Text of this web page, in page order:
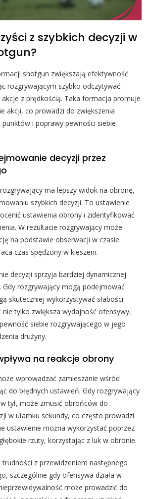
z szybkich decyzji w
shotgun zwiększają efektywność
rozgrywającym szybko odczytywać
z prędkością. Taka formacja promuje
akcji, co prowadzi do zwiększenia
i poprawy pewności siebie
decyzji przez
ma lepszy widok na obronę,
szybkich decyzji. To ustawienie
ustawienia obrony i zidentyfikować
W rezultacie rozgrywający może
na podstawie obserwacji w czasie
czas spędzony w kieszeni.
decyzji sprzyja bardziej dynamicznej
Gdy rozgrywający mogą podejmować
skuteczniej wykorzystywać słabości
tylko zwiększa wydajność ofensywy,
siebie rozgrywającego w jego
drużyny.
na reakcje obrony
wprowadzać zamieszanie wśród
do błędnych ustawień. Gdy rozgrywający
tył, może zmusić obrońców do
w ułamku sekundy, co często prowadzi
ustawienie można wykorzystać poprzez
rzuty, korzystając z luk w obronie.
z przewidzeniem następnego
szczególnie gdy ofensywa działa w
może prowadzić do